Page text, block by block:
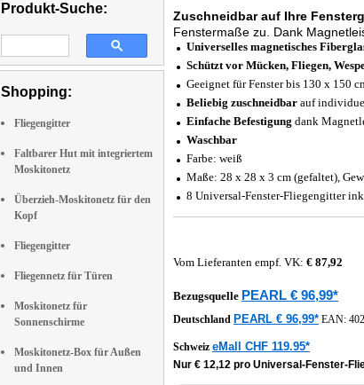
Produkt-Suche:
Shopping:
Fliegengitter
Faltbarer Hut mit integriertem
Moskitonetz
Überzieh-Moskitonetz für den
Kopf
Fliegengitter
Fliegennetz für Türen
Moskitonetz für
Sonnenschirme
Moskitonetz-Box für Außen
und Innen
Zuschneidbar auf Ihre
Fenstermaße zu. Dank
Universelles magnetisches
Schützt vor Mücken, Fliegen,
Geeignet für Fenster bis 130 x 150
Beliebig zuschneidbar auf
Einfache Befestigung dank
Waschbar
Farbe: weiß
Maße: 28 x 28 x 3 cm (gefaltet),
8 Universal-Fenster-Fliegengitter
Vom Lieferanten empf. VK: € 87,92
Bezugsquelle PEARL € 96,99*
Deutschland PEARL € 96,99* EAN:
Schweiz eMall CHF 119.95*
Nur € 12,12 pro Universal-Fenster-